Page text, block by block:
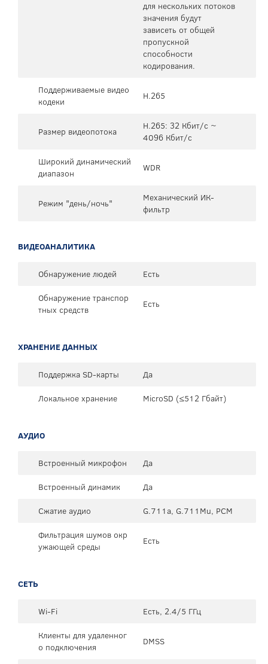
для нескольких потоков
значения будут
зависеть от общей
пропускной
способности
кодирования.
Поддерживаемые видео
кодеки
H.265
Размер видеопотока
H.265: 32 Кбит/с ~
4096 Кбит/с
Широкий динамический
диапазон
WDR
Режим "день/ночь"
Механический ИК-
фильтр
ВИДЕОАНАЛИТИКА
Обнаружение людей
Есть
Обнаружение транспор
тных средств
Есть
ХРАНЕНИЕ ДАННЫХ
Поддержка SD-карты
Да
Локальное хранение
MicroSD (≤512 Гбайт)
АУДИО
Встроенный микрофон
Да
Встроенный динамик
Да
Сжатие аудио
G.711a, G.711Mu, PCM
Фильтрация шумов окр
ужающей среды
Есть
СЕТЬ
Wi-Fi
Есть, 2.4/5 ГГц
Клиенты для удаленног
о подключения
DMSS